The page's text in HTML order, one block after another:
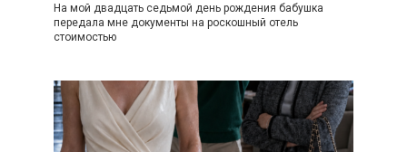
На мой двадцать седьмой день рождения бабушка
передала мне документы на роскошный отель
стоимостью